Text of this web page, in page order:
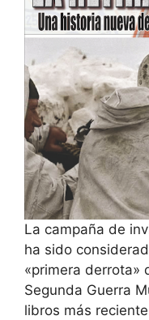
La campaña de
ha sido
«primera derrota»
Segunda Guerra
libros más